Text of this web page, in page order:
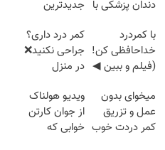
دندان پزشکی با
کننده خانگی
جدیدترین
سبک و مقاوم |
پرداخت قسطی
با کمردرد
خداحافظی کن!
(فیلم و ببین ◀
پرکن)
کمر درد داری؟
جراحی نکنید❌
در منزل
(◂پرسش‌نامه)
میخوای بدون
عمل و تزریق
کمر دردت خوب
ویدیو هولناک
از جوان کارتن
خوابی که